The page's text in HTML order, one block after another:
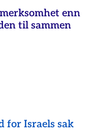
enn
til sammen
for Israels sak